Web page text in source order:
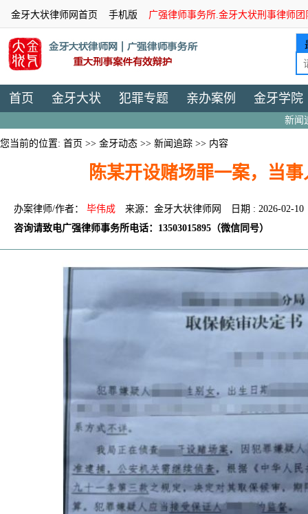
金牙大状律师网首页 手机版 广强律师事务所.金牙大状刑事律师
首页 金牙大状 犯罪专题 亲办案例 金牙学院
新闻
您当前的位置: 首页 >> 金牙动态 >> 新闻追踪 >> 内容
陈某开设赌场罪一案，当
办案律师/作者： 毕伟成 来源：金牙大状律师网
日期 : 2026-02-10
咨询请致电广强律师事务所电话：13503015895（微信同号）